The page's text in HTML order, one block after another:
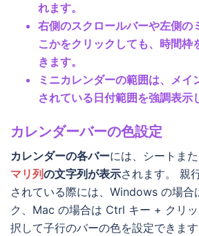
れます。
右側のスクロールバーや左側の
こかをクリックしても、時間枠
きます。
ミニカレンダーの範囲は、メイ
されている日付範囲を強調表示
カレンダーバーの色設定
カレンダーの各バーには、シートま
マリ列の文字列が表示されます。 親
されている際には、Windows の場合
ク、Mac の場合は Ctrl キー + クリッ
択して子行のバーの色を設定できま